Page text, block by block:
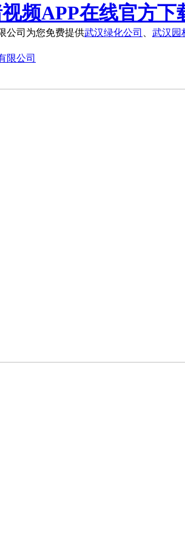
频APP在线官方
公司为您免费提供武汉绿化公司 武汉园